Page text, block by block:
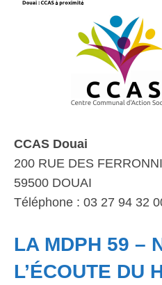
CCAS Douai
200 RUE DES
59500 DOUAI
Téléphone : 03 27 94 32
LA MDPH 59 –
L’ÉCOUTE DU